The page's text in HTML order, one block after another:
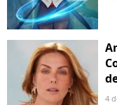
4